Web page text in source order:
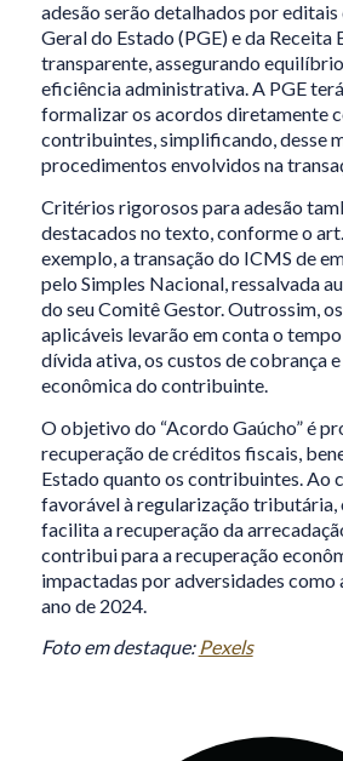
adesão serão detalhados por
Geral do Estado (PGE) e da Receita
transparente, assegurando
eficiência administrativa. A PGE
formalizar os acordos diretamente
contribuintes, simplificando, desse
procedimentos envolvidos na
Critérios rigorosos para adesão
destacados no texto, conforme o art.
exemplo, a transação do ICMS de
pelo Simples Nacional, ressalvada
do seu Comitê Gestor. Outrossim,
aplicáveis levarão em conta o
dívida ativa, os custos de cobrança
econômica do contribuinte.
O objetivo do “Acordo Gaúcho” é
recuperação de créditos fiscais,
Estado quanto os contribuintes. Ao
favorável à regularização tributária,
facilita a recuperação da
contribui para a recuperação
impactadas por adversidades como
ano de 2024.
Foto em destaque: Pexels